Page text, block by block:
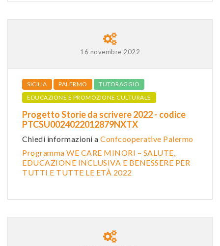
16 novembre 2022
SICILIA PALERMO
TUTORAGGIO
EDUCAZIONE E PROMOZIONE CULTURALE
Progetto Storie da scrivere 2022 - codice
PTCSU0024022012879NXTX
Chiedi informazioni a Confcooperative Palermo
Programma WE CARE MINORI – SALUTE,
EDUCAZIONE INCLUSIVA E BENESSERE PER
TUTTI E TUTTE LE ETÀ 2022